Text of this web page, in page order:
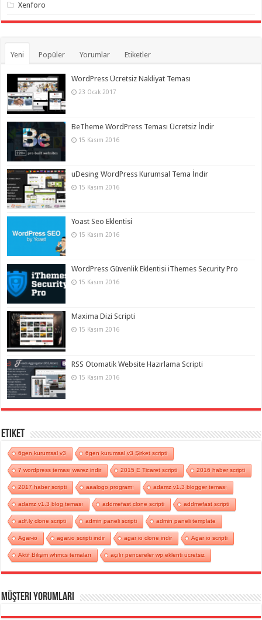
Xenforo
Yeni Popüler Yorumlar Etiketler
WordPress Ücretsiz Nakliyat Teması
23 Ocak 2017
BeTheme WordPress Teması Ücretsiz İndir
15 Kasım 2016
uDesing WordPress Kurumsal Tema İndir
15 Kasım 2016
Yoast Seo Eklentisi
15 Kasım 2016
WordPress Güvenlik Eklentisi iThemes Security Pro
15 Kasım 2016
Maxima Dizi Scripti
15 Kasım 2016
RSS Otomatik Website Hazırlama Scripti
15 Kasım 2016
Etiket
6gen kurumsal v3 6gen kurumsal v3 Şirket scripti
7 wordpress teması warez indir 2015 E Ticaret scripti 2016 haber scripti
2017 haber scripti aaalogo programı adamz v1.3 blogger teması
adamz v1.3 blog teması addmefast clone scripti addmefast scripti
adf.ly clone scripti admin paneli scripti admin paneli template
Agar-io agar.io scripti indir agar io clone indir Agar io scripti
Aktif Bilişim whmcs temaları açılır pencereler wp eklenti ücretsiz
Müşteri Yorumları